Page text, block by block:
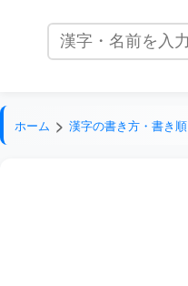
ホーム 漢字の書き方・書き順